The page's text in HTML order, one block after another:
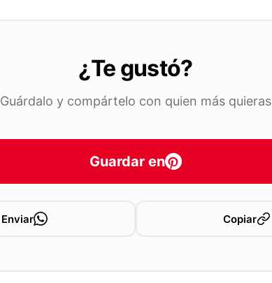
¿Te gustó?
Guárdalo y compártelo con quien más quieras
Guardar en
Enviar Copiar